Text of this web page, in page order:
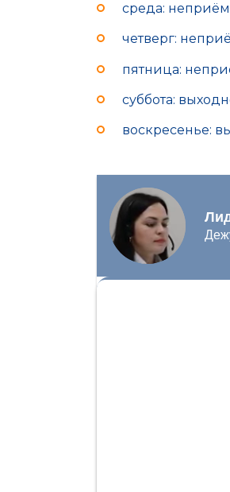
среда:
четверг:
пятница:
суббота:
воскресенье: